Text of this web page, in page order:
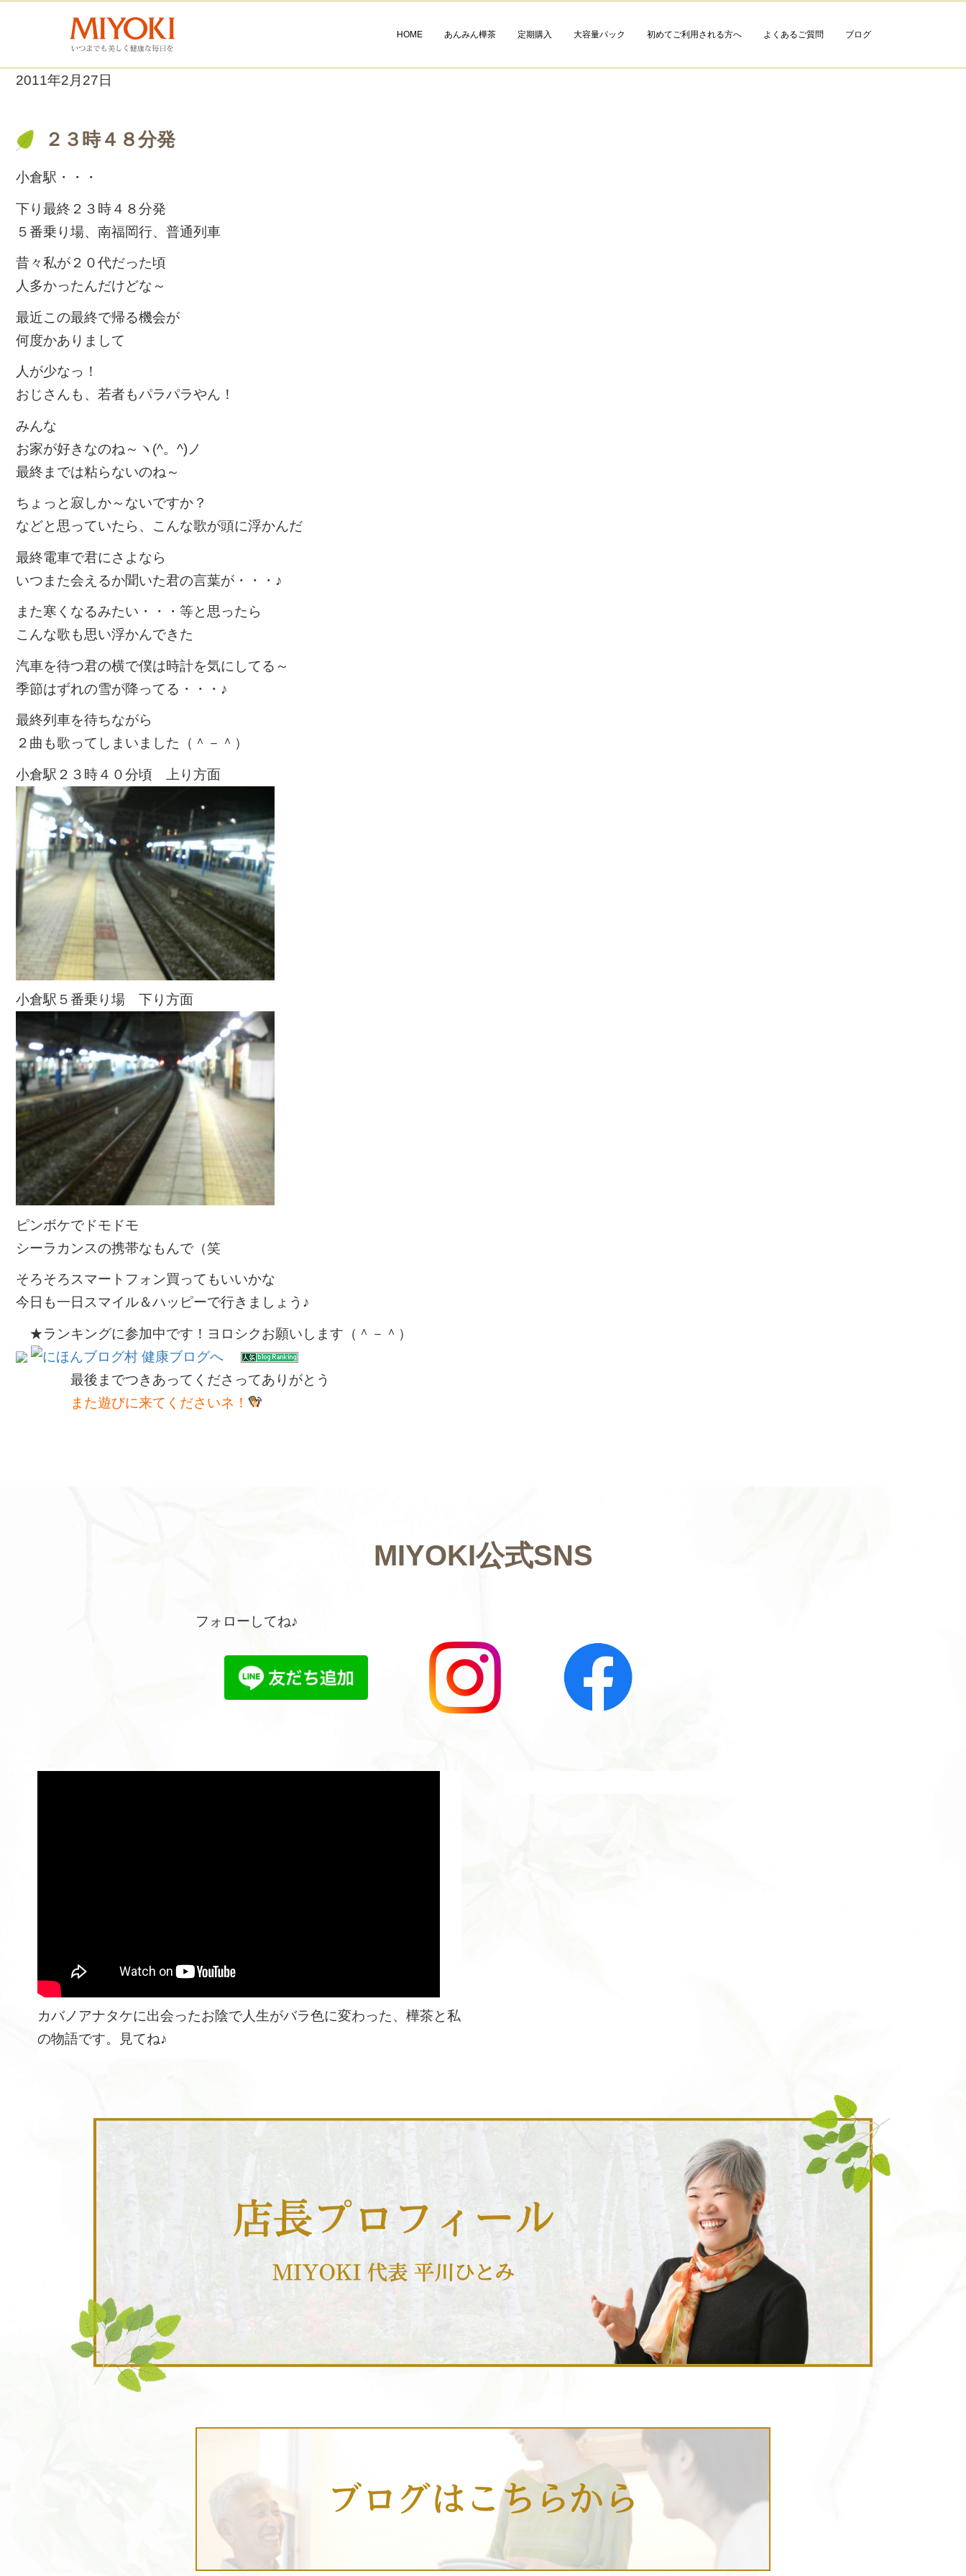
HOME あんみん樺茶 定期購入 大容量パック 初めてご利用される方へ よくあるご質問 ブログ
2011年2月27日
２３時４８分発
小倉駅・・・
下り最終２３時４８分発
５番乗り場、南福岡行、普通列車
昔々私が２０代だった頃
人多かったんだけどな～
最近この最終で帰る機会が
何度かありまして
人が少なっ！
おじさんも、若者もパラパラやん！
みんな
お家が好きなのね～ヽ(^。^)ノ
最終までは粘らないのね～
ちょっと寂しか～ないですか？
などと思っていたら、こんな歌が頭に浮かんだ
最終電車で君にさよなら
いつまた会えるか聞いた君の言葉が・・・♪
また寒くなるみたい・・・等と思ったら
こんな歌も思い浮かんできた
汽車を待つ君の横で僕は時計を気にしてる～
季節はずれの雪が降ってる・・・♪
最終列車を待ちながら
２曲も歌ってしまいました（＾－＾）
小倉駅２３時４０分頃 上り方面
小倉駅５番乗り場 下り方面
ピンボケでドモドモ
シーラカンスの携帯なもんで（笑
そろそろスマートフォン買ってもいいかな
今日も一日スマイル＆ハッピーで行きましょう♪
★ランキングに参加中です！ヨロシクお願いします（＾－＾）
最後までつきあってくださってありがとう
また遊びに来てくださいネ！
MIYOKI公式SNS
フォローしてね♪
カバノアナタケに出会ったお陰で人生がバラ色に変わった、樺茶と私
の物語です。見てね♪